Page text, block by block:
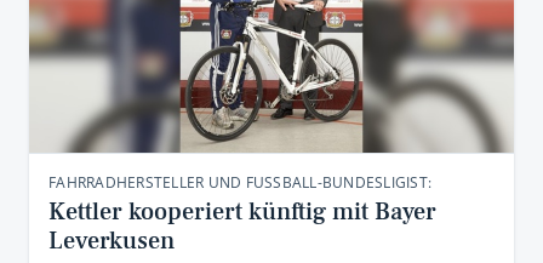
FAHRRADHERSTELLER UND FUSSBALL-BUNDESLIGIST:
Kettler kooperiert künftig mit Bayer
Leverkusen